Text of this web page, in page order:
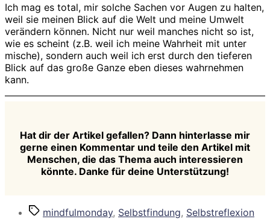
Ich mag es total, mir solche Sachen vor Augen zu halten,
weil sie meinen Blick auf die Welt und meine Umwelt
verändern können. Nicht nur weil manches nicht so ist,
wie es scheint (z.B. weil ich meine Wahrheit mit unter
mische), sondern auch weil ich erst durch den tieferen
Blick auf das große Ganze eben dieses wahrnehmen
kann.
Hat dir der Artikel gefallen? Dann hinterlasse mir
gerne einen Kommentar und teile den Artikel mit
Menschen, die das Thema auch interessieren
könnte. Danke für deine Unterstützung!
Schlagwörter
mindfulmonday, Selbstfindung, Selbstreflexion